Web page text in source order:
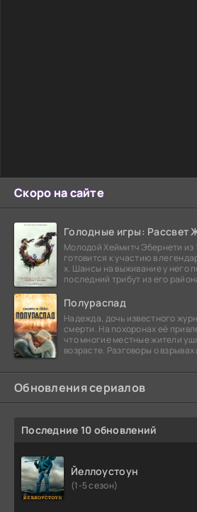
Скоро на сайте
Голодные игры: Рассвет
Молодой Хеймитч Эбернети из
готовится к участию в
х. Шансы на выживание у него
последний трибут из его
Полураспад
Надежда, дочь известного
смерти. На похоронах её
что многие местные жители
возрасте. Разговоры о
Обновления сериалов
Последние 10 обновлений
Йеллоустоун
(1-5 сезон)